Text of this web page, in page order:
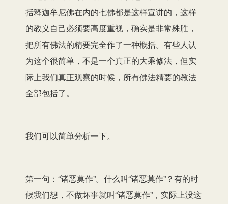
括释迦牟尼佛在内的七佛都是这样宣讲的，这样
的教义自己必须要高度重视，确实是非常殊胜，
把所有佛法的精要完全作了一种概括。有些人认
为这个很简单，不是一个真正的大乘修法，但实
际上我们真正观察的时候，所有佛法精要的教法
全部包括了。
我们可以简单分析一下。
第一句：“诸恶莫作”。什么叫“诸恶莫作”？有的时
候我们想，不做坏事就叫“诸恶莫作”，实际上没这